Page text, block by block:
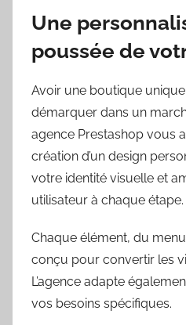
Une
poussée de
Avoir une boutique
démarquer dans un
agence Prestashop vous
création d’un design
votre identité visuelle et
utilisateur à chaque étape.
Chaque élément, du
conçu pour convertir les
L’agence adapte
vos besoins spécifiques.